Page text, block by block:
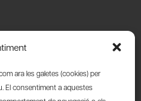
ara les galetes (cookies) per
El consentiment a aquestes